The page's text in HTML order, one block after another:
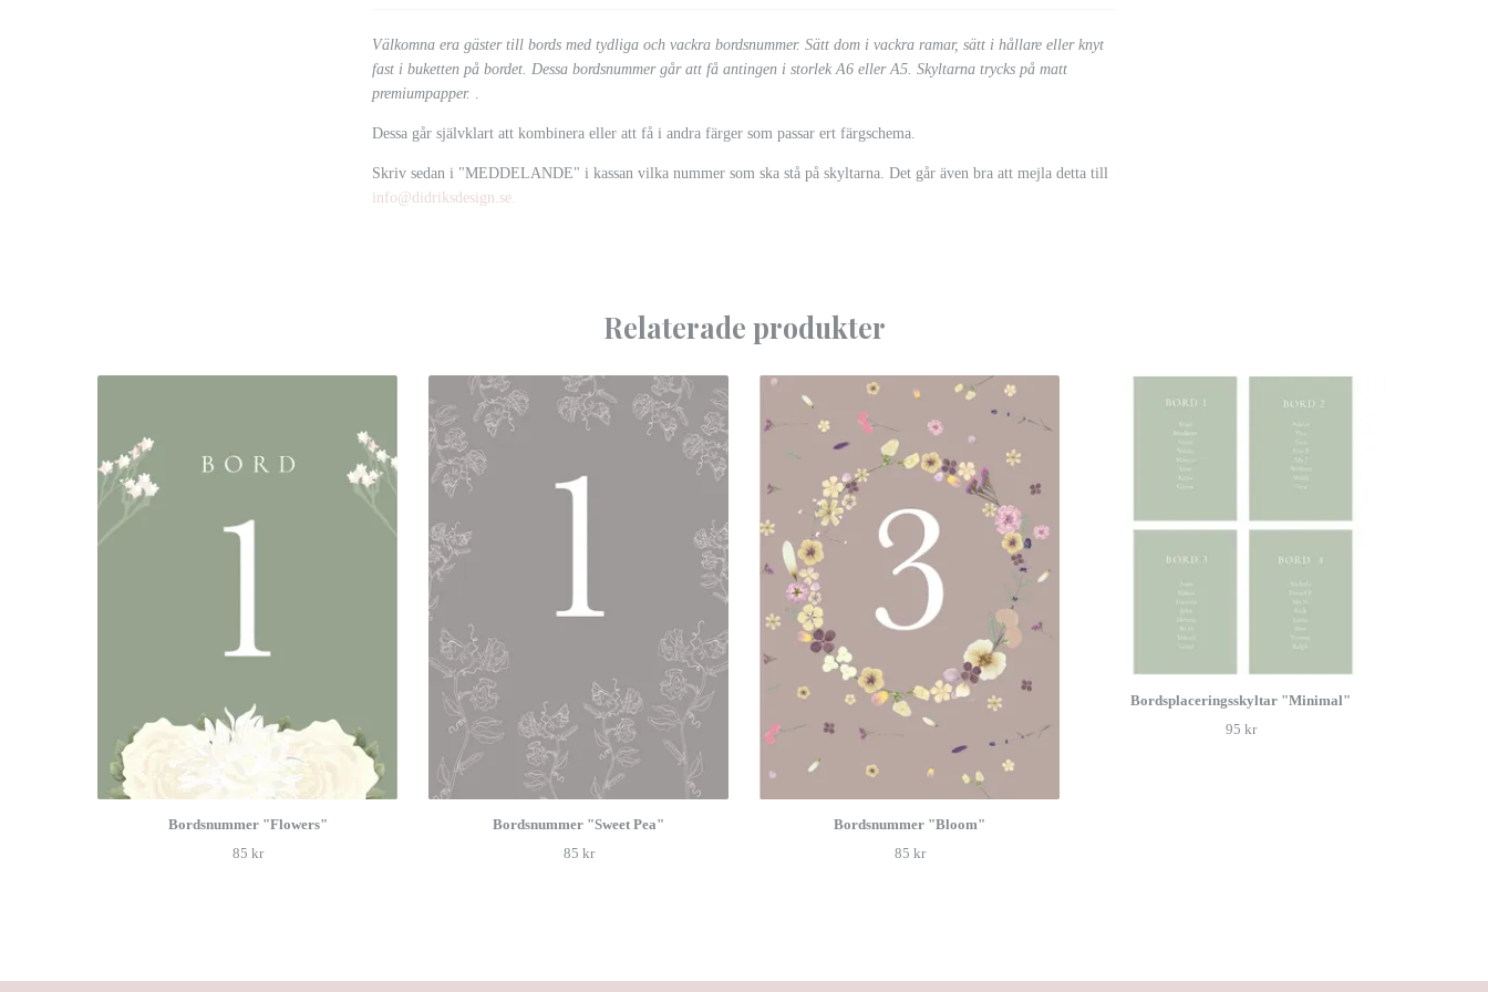
Välkomna era gäster till bords med tydliga och vackra bordsnummer. Sätt dom i vackra ramar, sätt i hållare eller knyt
fast i buketten på bordet. Dessa bordsnummer går att få antingen i storlek A6 eller A5. Skyltarna trycks på matt
premiumpapper. .
Dessa går självklart att kombinera eller att få i andra färger som passar ert färgschema.
Skriv sedan i "MEDDELANDE" i kassan vilka nummer som ska stå på skyltarna. Det går även bra att mejla detta till
info@didriksdesign.se.
Relaterade produkter
Bordsnummer "Flowers"
85 kr
Bordsnummer "Sweet Pea"
85 kr
Bordsnummer "Bloom"
85 kr
Bordsplaceringsskyltar "Minimal"
95 kr